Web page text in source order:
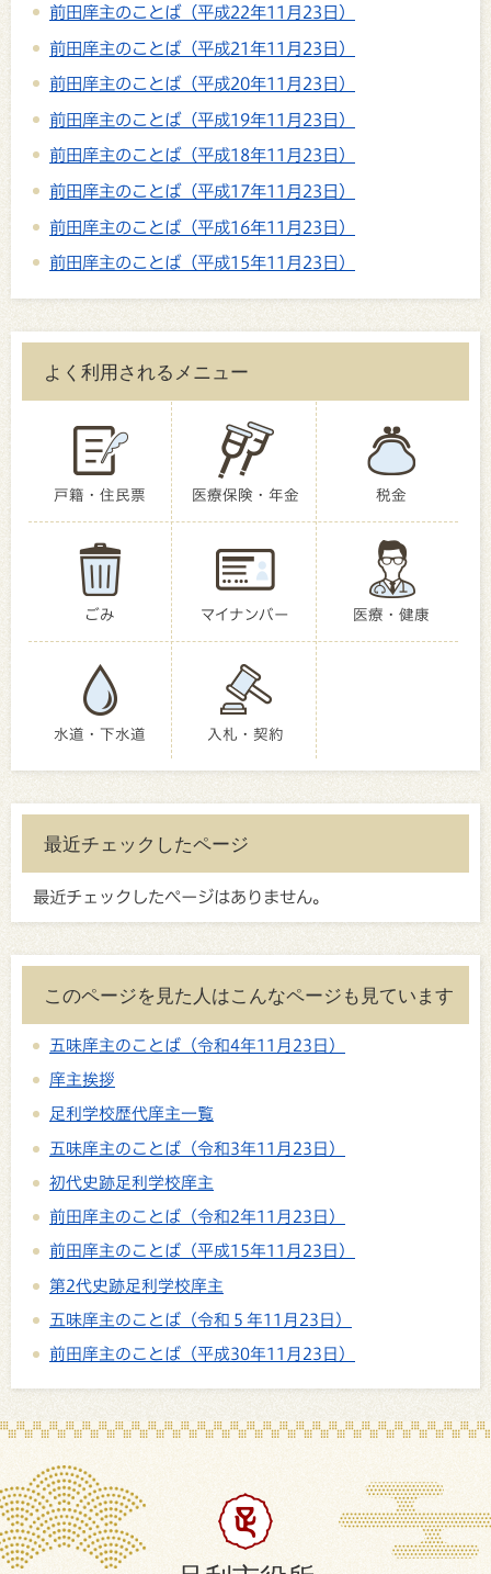
前田庠主のことば（平成22年11月23日）
前田庠主のことば（平成21年11月23日）
前田庠主のことば（平成20年11月23日）
前田庠主のことば（平成19年11月23日）
前田庠主のことば（平成18年11月23日）
前田庠主のことば（平成17年11月23日）
前田庠主のことば（平成16年11月23日）
前田庠主のことば（平成15年11月23日）
よく利用されるメニュー
戸籍・住民票 医療保険・年金 税金
ごみ マイナンバー 医療・健康
水道・下水道 入札・契約
最近チェックしたページ
最近チェックしたページはありません。
このページを見た人はこんなページも見ています
五味庠主のことば（令和4年11月23日）
庠主挨拶
足利学校歴代庠主一覧
五味庠主のことば（令和3年11月23日）
初代史跡足利学校庠主
前田庠主のことば（令和2年11月23日）
前田庠主のことば（平成15年11月23日）
第2代史跡足利学校庠主
五味庠主のことば（令和５年11月23日）
前田庠主のことば（平成30年11月23日）